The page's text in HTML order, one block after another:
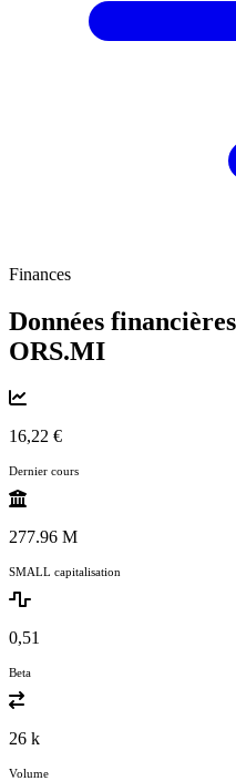
Finances
Données
ORS.MI
16,22 €
Dernier cours
277.96 M
SMALL capitalisation
0,51
Beta
26 k
Volume